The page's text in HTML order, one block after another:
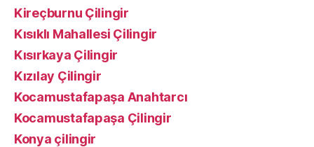
Kireçburnu Çilingir
Kısıklı Mahallesi Çilingir
Kısırkaya Çilingir
Kızılay Çilingir
Kocamustafapaşa Anahtarcı
Kocamustafapaşa Çilingir
Konya çilingir